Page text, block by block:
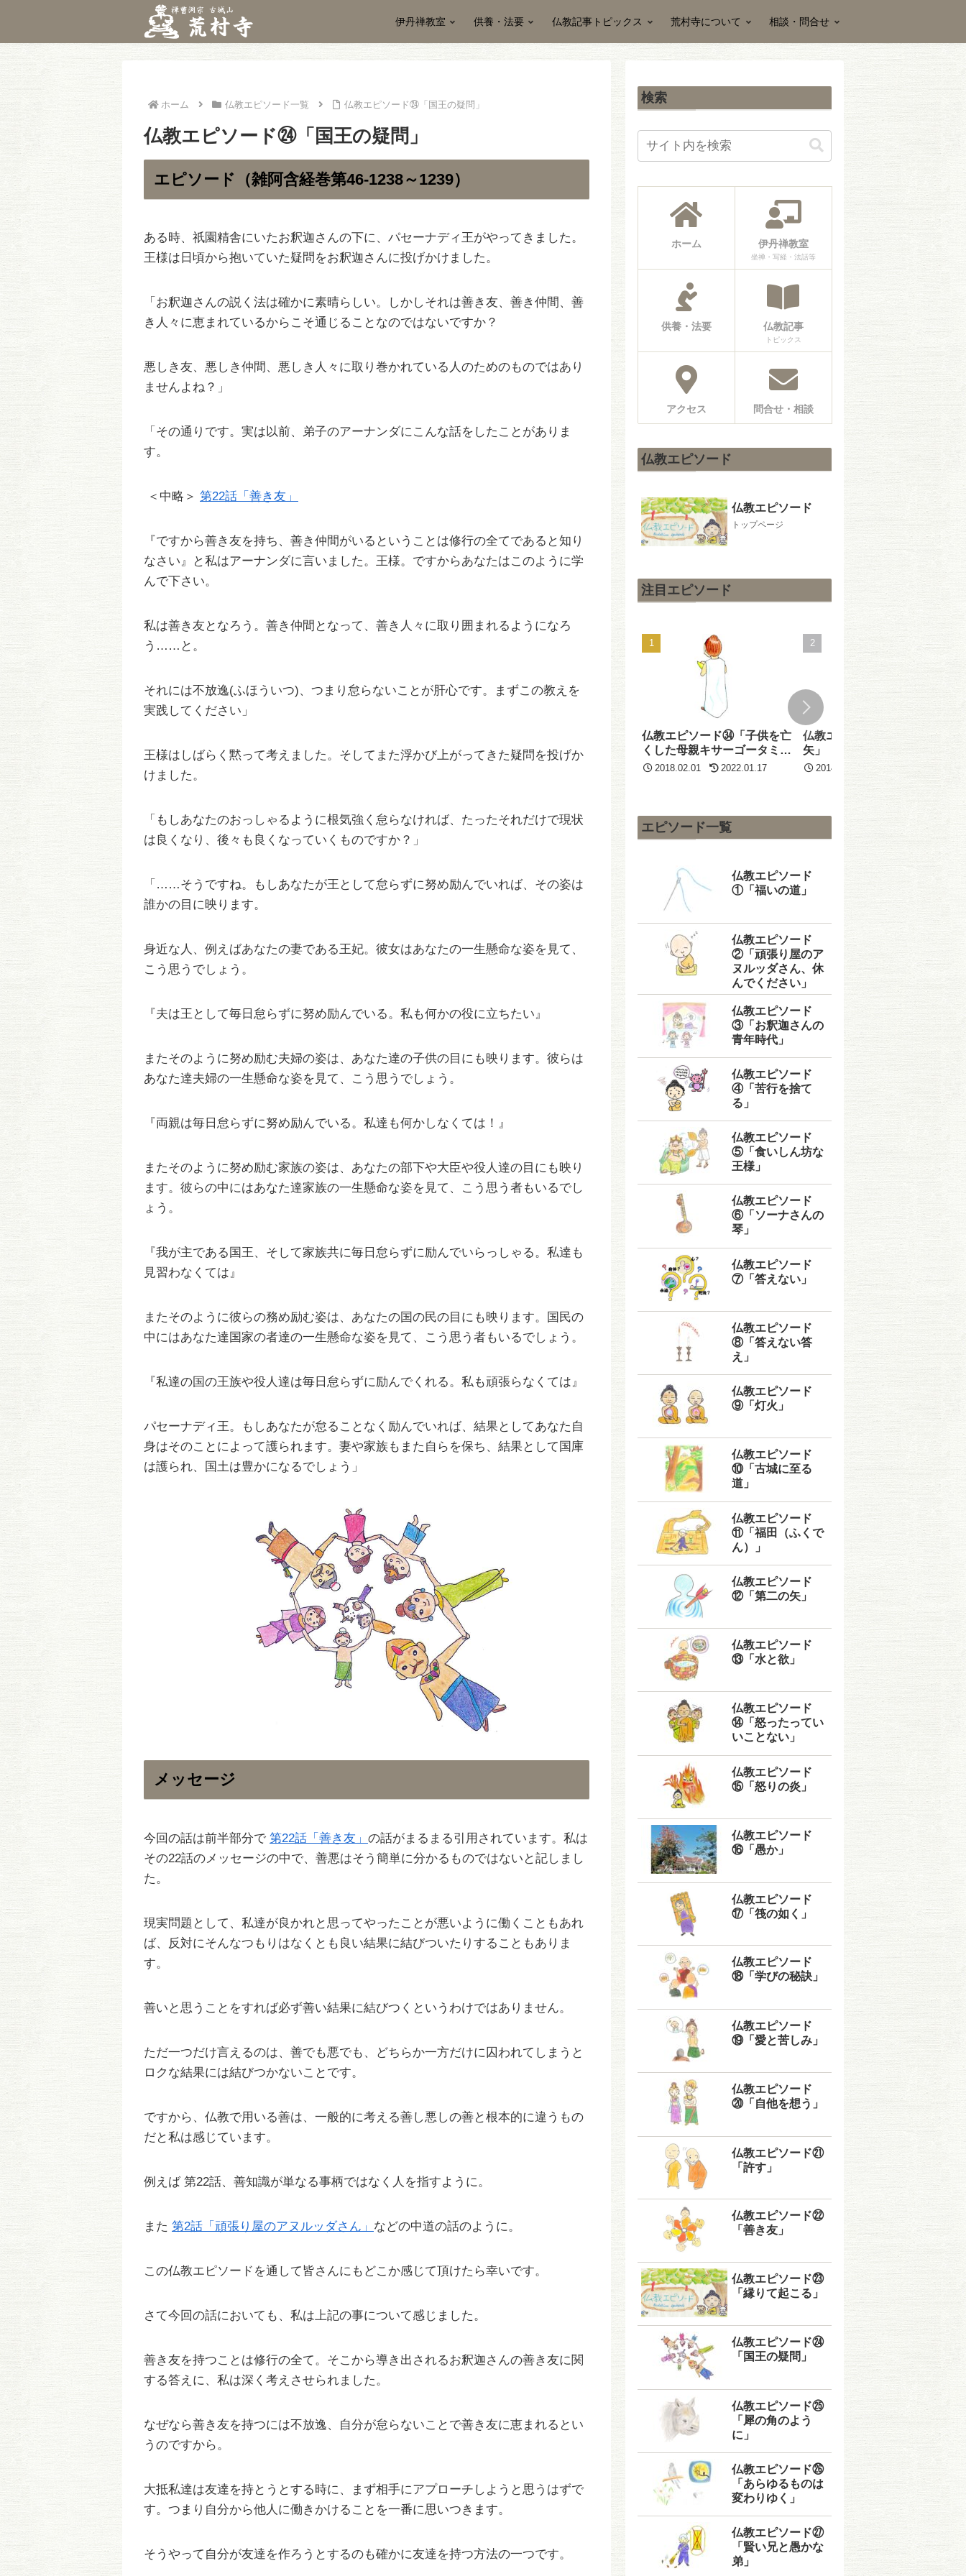
伊丹禅教室 供養・法要 仏教記事トピックス 荒村寺について 相談・問合せ
ホーム 仏教エピソード一覧 仏教エピソード㉔「国王の疑問」
仏教エピソード㉔「国王の疑問」
エピソード（雑阿含経巻第46-1238～1239）
ある時、祇園精舎にいたお釈迦さんの下に、パセーナディ王がやってきました。
王様は日頃から抱いていた疑問をお釈迦さんに投げかけました。
「お釈迦さんの説く法は確かに素晴らしい。しかしそれは善き友、善き仲間、善
き人々に恵まれているからこそ通じることなのではないですか？
悪しき友、悪しき仲間、悪しき人々に取り巻かれている人のためのものではあり
ませんよね？」
「その通りです。実は以前、弟子のアーナンダにこんな話をしたことがありま
す。
＜中略＞ 第22話「善き友」
『ですから善き友を持ち、善き仲間がいるということは修行の全てであると知り
なさい』と私はアーナンダに言いました。王様。ですからあなたはこのように学
んで下さい。
私は善き友となろう。善き仲間となって、善き人々に取り囲まれるようになろ
う……と。
それには不放逸(ふほういつ)、つまり怠らないことが肝心です。まずこの教えを
実践してください」
王様はしばらく黙って考えました。そしてまた浮かび上がってきた疑問を投げか
けました。
「もしあなたのおっしゃるように根気強く怠らなければ、たったそれだけで現状
は良くなり、後々も良くなっていくものですか？」
「……そうですね。もしあなたが王として怠らずに努め励んでいれば、その姿は
誰かの目に映ります。
身近な人、例えばあなたの妻である王妃。彼女はあなたの一生懸命な姿を見て、
こう思うでしょう。
『夫は王として毎日怠らずに努め励んでいる。私も何かの役に立ちたい』
またそのように努め励む夫婦の姿は、あなた達の子供の目にも映ります。彼らは
あなた達夫婦の一生懸命な姿を見て、こう思うでしょう。
『両親は毎日怠らずに努め励んでいる。私達も何かしなくては！』
またそのように努め励む家族の姿は、あなたの部下や大臣や役人達の目にも映り
ます。彼らの中にはあなた達家族の一生懸命な姿を見て、こう思う者もいるでし
ょう。
『我が主である国王、そして家族共に毎日怠らずに励んでいらっしゃる。私達も
見習わなくては』
またそのように彼らの務め励む姿は、あなたの国の民の目にも映ります。国民の
中にはあなた達国家の者達の一生懸命な姿を見て、こう思う者もいるでしょう。
『私達の国の王族や役人達は毎日怠らずに励んでくれる。私も頑張らなくては』
パセーナディ王。もしあなたが怠ることなく励んでいれば、結果としてあなた自
身はそのことによって護られます。妻や家族もまた自らを保ち、結果として国庫
は護られ、国土は豊かになるでしょう」
メッセージ
今回の話は前半部分で 第22話「善き友」 の話がまるまる引用されています。私は
その22話のメッセージの中で、善悪はそう簡単に分かるものではないと記しまし
た。
現実問題として、私達が良かれと思ってやったことが悪いように働くこともあれ
ば、反対にそんなつもりはなくとも良い結果に結びついたりすることもありま
す。
善いと思うことをすれば必ず善い結果に結びつくというわけではありません。
ただ一つだけ言えるのは、善でも悪でも、どちらか一方だけに囚われてしまうと
ロクな結果には結びつかないことです。
ですから、仏教で用いる善は、一般的に考える善し悪しの善と根本的に違うもの
だと私は感じています。
例えば 第22話、善知識が単なる事柄ではなく人を指すように。
また 第2話「頑張り屋のアヌルッダさん」 などの中道の話のように。
この仏教エピソードを通して皆さんにもどこか感じて頂けたら幸いです。
さて今回の話においても、私は上記の事について感じました。
善き友を持つことは修行の全て。そこから導き出されるお釈迦さんの善き友に関
する答えに、私は深く考えさせられました。
なぜなら善き友を持つには不放逸、自分が怠らないことで善き友に恵まれるとい
うのですから。
大抵私達は友達を持とうとする時に、まず相手にアプローチしようと思うはずで
す。つまり自分から他人に働きかけることを一番に思いつきます。
そうやって自分が友達を作ろうとするのも確かに友達を持つ方法の一つです。
検索
ホーム 伊丹禅教室
坐禅・写経・法話等
供養・法要 仏教記事
トピックス
アクセス 問合せ・相談
仏教エピソード
仏教エピソード
トップページ
注目エピソード
仏教エピソード㉞「子供を亡
くした母親キサーゴータミ
ー」2018.02.01 2022.01.17
仏教エピソード⑫「第二の
矢」
2014.02.01 2025.11.21
エピソード一覧
仏教エピソード
①「福いの道」
仏教エピソード
②「頑張り屋のア
ヌルッダさん、休
んでください」
仏教エピソード
③「お釈迦さんの
青年時代」
仏教エピソード
④「苦行を捨て
る」
仏教エピソード
⑤「食いしん坊な
王様」
仏教エピソード
⑥「ソーナさんの
琴」
仏教エピソード
⑦「答えない」
仏教エピソード
⑧「答えない答
え」
仏教エピソード
⑨「灯火」
仏教エピソード
⑩「古城に至る
道」
仏教エピソード
⑪「福田（ふくで
ん）」
仏教エピソード
⑫「第二の矢」
仏教エピソード
⑬「水と欲」
仏教エピソード
⑭「怒ったってい
いことない」
仏教エピソード
⑮「怒りの炎」
仏教エピソード
⑯「愚か」
仏教エピソード
⑰「筏の如く」
仏教エピソード
⑱「学びの秘訣」
仏教エピソード
⑲「愛と苦しみ」
仏教エピソード
⑳「自他を想う」
仏教エピソード㉑
「許す」
仏教エピソード㉒
「善き友」
仏教エピソード㉓
「縁りて起こる」
仏教エピソード㉔
「国王の疑問」
仏教エピソード㉕
「犀の角のよう
に」
仏教エピソード㉖
「あらゆるものは
変わりゆく」
仏教エピソード㉗
「賢い兄と愚かな
弟」